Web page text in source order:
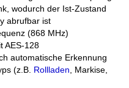
wodurch der Ist-Zustand
abrufbar ist
(868 MHz)
AES-128
automatische Erkennung
(z.B. Rollladen , Markise,